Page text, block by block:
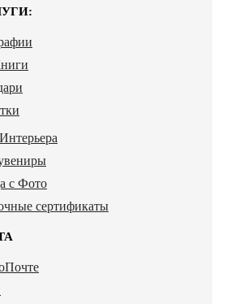
с Фото
сертификаты